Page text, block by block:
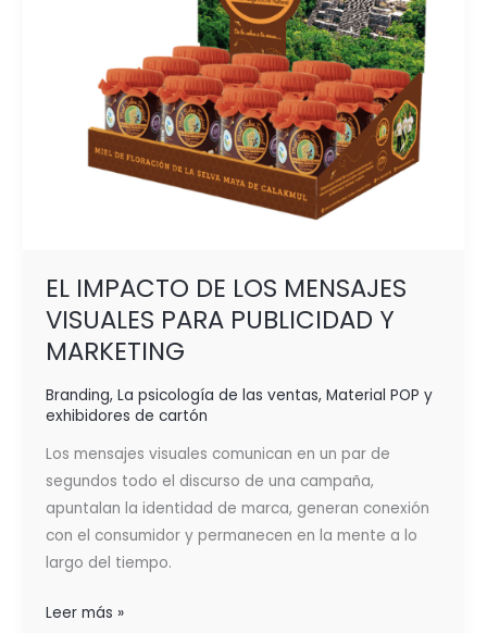
EL IMPACTO DE LOS MENSAJES
VISUALES PARA PUBLICIDAD Y
MARKETING
Branding, La psicología de las ventas, Material POP y
exhibidores de cartón
Los mensajes visuales comunican en un par de
segundos todo el discurso de una campaña,
apuntalan la identidad de marca, generan conexión
con el consumidor y permanecen en la mente a lo
largo del tiempo.
MARKETING
Leer más »